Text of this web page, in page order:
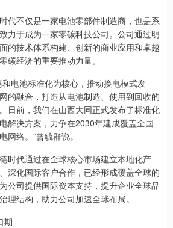
不仅是一家电池零部件制造商，也是系
力于成为一家零碳科技公司。公司通过明
的技术体系构建、创新的商业应用和卓越
碳经济的重要推动力量。
电池标准化为核心，推动换电模式发
的融合，打造从电池制造、使用到回收的
日前，我们在山西大同正式发布了标准化
解决方案，力争在2030年建成覆盖全国
络。”曾毓群说。
代通过在全球核心市场建立本地化产
深化国际客户合作，已经形成覆盖全球的
公司提供国际资本支持，提升企业全球品
理结构，助力公司加速全球布局。
期